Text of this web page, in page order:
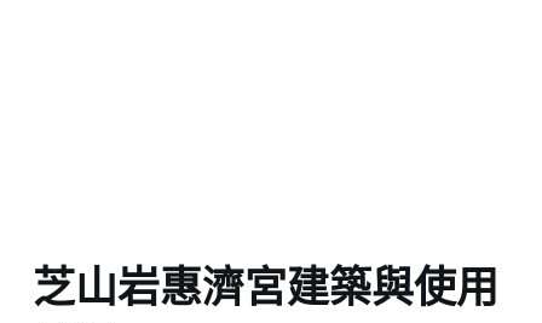
芝山岩惠濟宮建築與使用